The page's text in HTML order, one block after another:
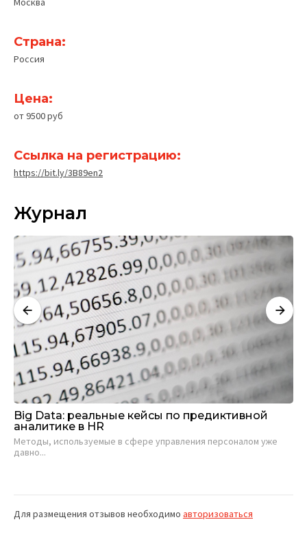
Страна:
Россия
Цена:
от 9500 руб
Ссылка на регистрацию:
https://bit.ly/3B89en2
Журнал
Big Data: реальные кейсы по предиктивной
аналитике в HR
Методы, используемые в сфере управления персоналом уже
давно...
Для размещения отзывов необходимо авторизоваться